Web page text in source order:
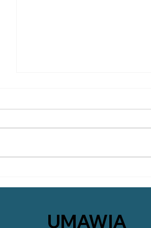
Irlandii - Femigracja
UMAWIA